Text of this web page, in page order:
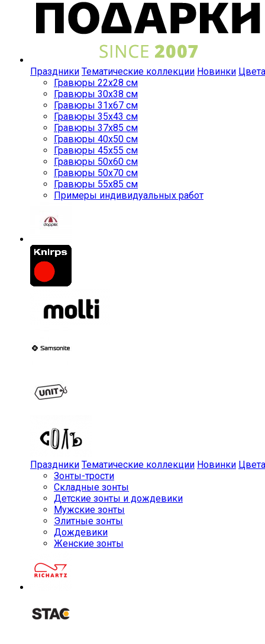
Праздники Тематические коллекции Новинки Цвета
Гравюры 22x28 см
Гравюры 30x38 см
Гравюры 31x67 см
Гравюры 35x43 см
Гравюры 37x85 см
Гравюры 40x50 см
Гравюры 45x55 см
Гравюры 50x60 см
Гравюры 50x70 см
Гравюры 55x85 см
Примеры индивидуальных работ
Праздники Тематические коллекции Новинки Цвета
Зонты-трости
Складные зонты
Детские зонты и дождевики
Мужские зонты
Элитные зонты
Дождевики
Женские зонты